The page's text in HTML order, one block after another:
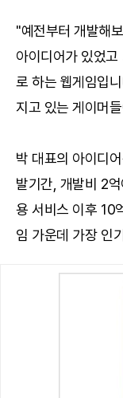
"예전부터 개발해
아이디어가 있었
로 하는 웹게임입
지고 있는 게이머
박 대표의 아이디
발기간, 개발비 2
용 서비스 이후 10
임 가운데 가장 인